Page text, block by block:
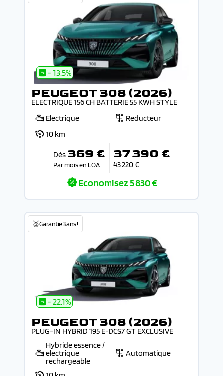
- 13.5%
PEUGEOT 308 (2026)
ELECTRIQUE 156 CH BATTERIE 55 KWH STYLE
Electrique
Reducteur
10 km
Dès 369 €
Par mois en LOA
37 390 €
43 220 €
Economisez5 830 €
🥉Garantie 3 ans !
- 22.1%
PEUGEOT 308 (2026)
PLUG-IN HYBRID 195 E-DCS7 GT EXCLUSIVE
Hybride essence /
electrique
rechargeable
Automatique